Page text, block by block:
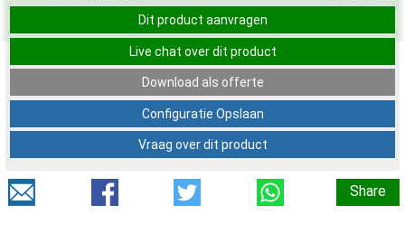
Dit product aanvragen
Live chat over dit product
Download als offerte
Configuratie Opslaan
Vraag over dit product
Share